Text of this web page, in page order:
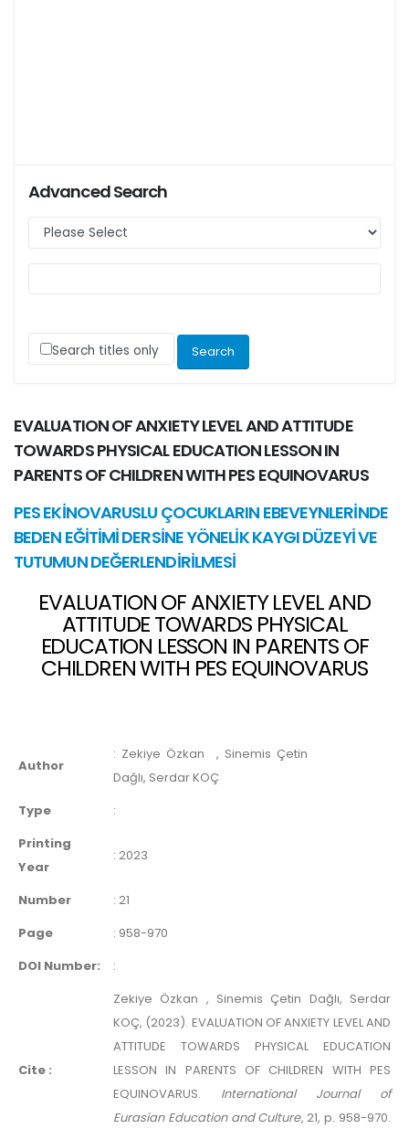
Advanced Search
Search titles only
EVALUATION OF ANXIETY LEVEL AND ATTITUDE
TOWARDS PHYSICAL EDUCATION LESSON IN
PARENTS OF CHILDREN WITH PES EQUINOVARUS
PES EKİNOVARUSLU ÇOCUKLARIN EBEVEYNLERİNDE
BEDEN EĞİTİMİ DERSİNE YÖNELİK KAYGI DÜZEYİ VE
TUTUMUN DEĞERLENDİRİLMESİ
EVALUATION OF ANXIETY LEVEL AND
ATTITUDE TOWARDS PHYSICAL
EDUCATION LESSON IN PARENTS OF
CHILDREN WITH PES EQUINOVARUS
Author
: Zekiye Özkan
, Sinemis Çetin
Dağlı, Serdar KOÇ
Type
:
Printing
Year
: 2023
Number : 21
Page
: 958-970
DOI Number:
:
Cite :
Zekiye Özkan , Sinemis Çetin Dağlı, Serdar
KOÇ, (2023). EVALUATION OF ANXIETY LEVEL AND
ATTITUDE TOWARDS PHYSICAL EDUCATION
LESSON IN PARENTS OF CHILDREN WITH PES
EQUINOVARUS. International Journal of
Eurasian Education and Culture, 21, p. 958-970.